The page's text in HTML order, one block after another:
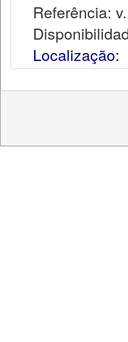
Referência:
Localização: